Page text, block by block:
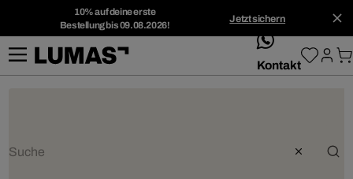
10% auf deine erste
Bestellung bis 09.08.2026!
Jetzt sichern
whatsApp
Kontakt